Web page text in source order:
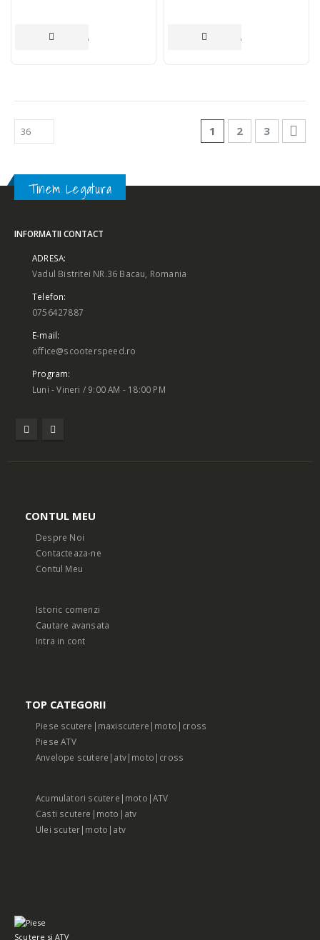
ADAUGĂ ÎN COȘ ADAUGĂ ÎN COȘ
1 2 3
Tinem Legatura
INFORMATII CONTACT
ADRESA:
Vadul Bistritei NR.36 Bacau, Romania
Telefon:
0756427887
E-mail:
office@scooterspeed.ro
Program:
Luni - Vineri / 9:00 AM - 18:00 PM
CONTUL MEU
Despre Noi
Contacteaza-ne
Contul Meu
Istoric comenzi
Cautare avansata
Intra in cont
TOP CATEGORII
Piese scutere|maxiscutere|moto|cross
Piese ATV
Anvelope scutere|atv|moto|cross
Acumulatori scutere|moto|ATV
Casti scutere|moto|atv
Ulei scuter|moto|atv